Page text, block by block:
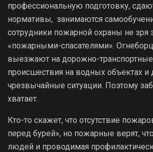
профессиональную подготовку,
нормативы, занимаются
сотрудники пожарной охраны не зря
«пожарными-спасателями».
выезжают на дорожно-
происшествия на водных объектах и
чрезвычайные ситуации. Поэтому
хватает.
Кто-то скажет, что отсутствие
перед бурей», но пожарные верят,
людей и проводимая